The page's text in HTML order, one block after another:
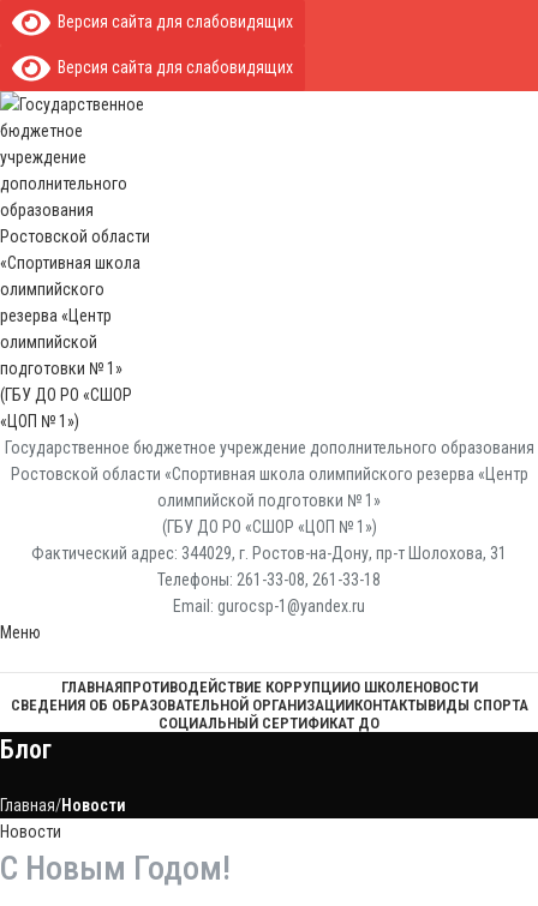
Версия сайта для слабовидящих
Версия сайта для слабовидящих
Государственное бюджетное учреждение дополнительного образования
Ростовской области «Спортивная школа олимпийского резерва «Центр
олимпийской подготовки № 1»
(ГБУ ДО РО «СШОР «ЦОП № 1»)
Фактический адрес: 344029, г. Ростов-на-Дону, пр-т Шолохова, 31
Телефоны: 261-33-08, 261-33-18
Email: gurocsp-1@yandex.ru
Меню
ГЛАВНАЯПРОТИВОДЕЙСТВИЕ КОРРУПЦИИО ШКОЛЕНОВОСТИ
СВЕДЕНИЯ ОБ ОБРАЗОВАТЕЛЬНОЙ ОРГАНИЗАЦИИКОНТАКТЫВИДЫ СПОРТА
СОЦИАЛЬНЫЙ СЕРТИФИКАТ ДО
Блог
Главная Новости
Новости
С Новым Годом!